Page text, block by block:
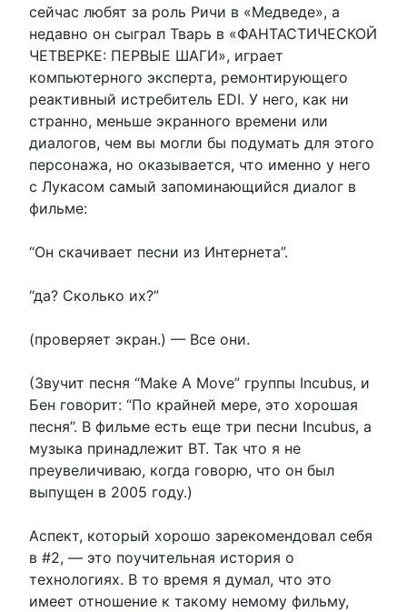
сейчас любят за роль Ричи в «Медведе», а
недавно он сыграл Тварь в «ФАНТАСТИЧЕСКОЙ
ЧЕТВЕРКЕ: ПЕРВЫЕ ШАГИ», играет
компьютерного эксперта, ремонтирующего
реактивный истребитель EDI. У него, как ни
странно, меньше экранного времени или
диалогов, чем вы могли бы подумать для этого
персонажа, но оказывается, что именно у него
с Лукасом самый запоминающийся диалог в
фильме:
“Он скачивает песни из Интернета”.
“да? Сколько их?”
(проверяет экран.) — Все они.
(Звучит песня “Make A Move” группы Incubus, и
Бен говорит: “По крайней мере, это хорошая
песня”. В фильме есть еще три песни Incubus, а
музыка принадлежит BT. Так что я не
преувеличиваю, когда говорю, что он был
выпущен в 2005 году.)
Аспект, который хорошо зарекомендовал себя
в #2, — это поучительная история о
технологиях. В то время я думал, что это
имеет отношение к такому немому фильму,